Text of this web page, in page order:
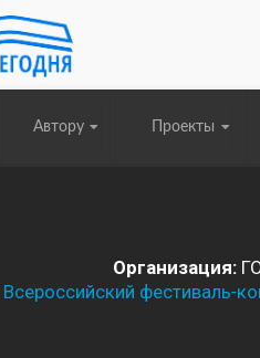
Автору Проекты
Организация:
Всероссийский фестиваль-